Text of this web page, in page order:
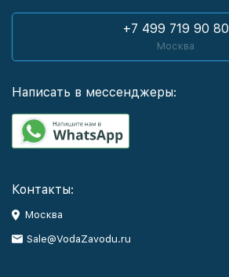
+7 499 719 90 80
Москва
Написать в мессенджеры:
Контакты:
Москва
Sale@VodaZavodu.ru